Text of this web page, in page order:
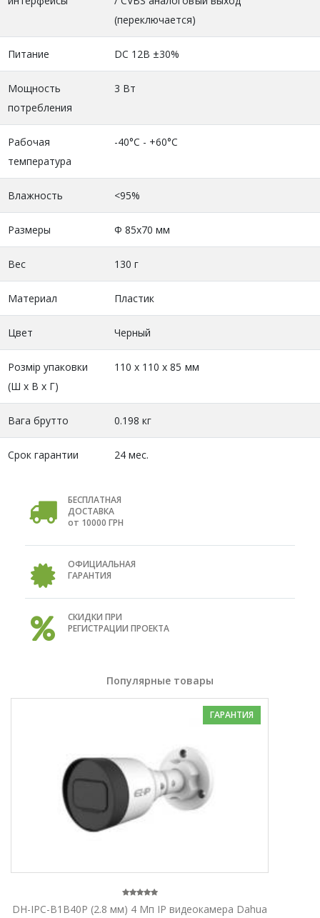
(переключается)
Питание DC 12В ±30%
Мощность
потребления
3 Вт
Рабочая
температура
-40°C - +60°C
Влажность <95%
Размеры Ф 85х70 мм
Вес 130 г
Материал Пластик
Цвет Черный
Розмір упаковки
(Ш х В х Г)
110 x 110 x 85 мм
Вага брутто 0.198 кг
Срок гарантии 24 мес.
БЕСПЛАТНАЯ
ДОСТАВКА
от 10000 ГРН
ОФИЦИАЛЬНАЯ
ГАРАНТИЯ
СКИДКИ ПРИ
РЕГИСТРАЦИИ ПРОЕКТА
Популярные товары
ГАРАНТИЯ
DH-IPC-B1B40P (2.8 мм) 4 Mп IP видеокамера Dahua